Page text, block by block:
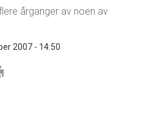
årganger av noen av
2007 - 14:50